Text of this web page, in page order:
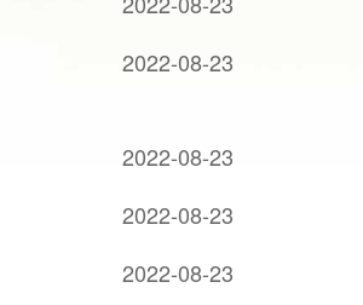
2022-08-23
2022-08-23
2022-08-23
2022-08-23